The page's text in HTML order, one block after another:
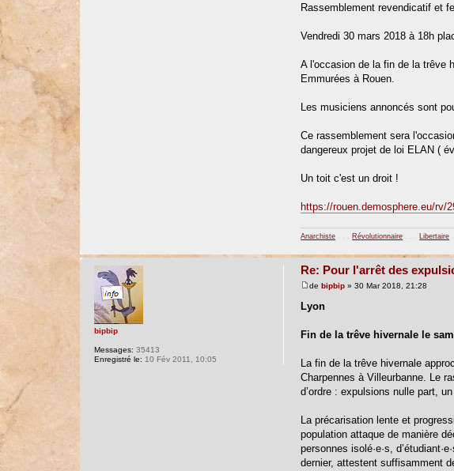
Rassemblement revendicatif et
Vendredi 30 mars 2018 à 18h
A l'occasion de la fin de la trêve
Emmurées à Rouen.
Les musiciens annoncés sont
Ce rassemblement sera
dangereux projet de loi ELAN (
Un toit c'est un droit !
https://rouen.demosphere.eu/rv/
Anarchiste . . . Révolutionnaire . . . Libertaire
Re: Pour l'arrêt des
debipbip » 30 Mar 2018, 21:28
Lyon
Fin de la trêve hivernale le
La fin de la trêve hivernale
Charpennes à Villeurbanne. Le
d’ordre : expulsions nulle part,
La précarisation lente et
population attaque de manière
personnes isolé·e·s,
dernier, attestent suffisamment
bipbip
Messages: 35413
Enregistré le: 10 Fév 2011, 10:05